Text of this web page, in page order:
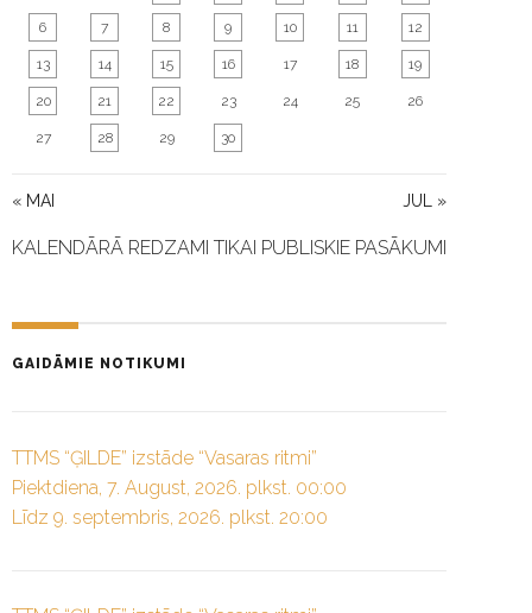
« MAI JUL »
6 7 8 9 10 11 12
13 14 15 16 17 18 19
20 21 22 23 24 25 26
27 28 29 30
KALENDĀRĀ REDZAMI TIKAI PUBLISKIE PASĀKUMI
GAIDĀMIE NOTIKUMI
TTMS “ĢILDE” izstāde “Vasaras ritmi”
Piektdiena, 7. August, 2026. plkst. 00:00
Līdz 9. septembris, 2026. plkst. 20:00